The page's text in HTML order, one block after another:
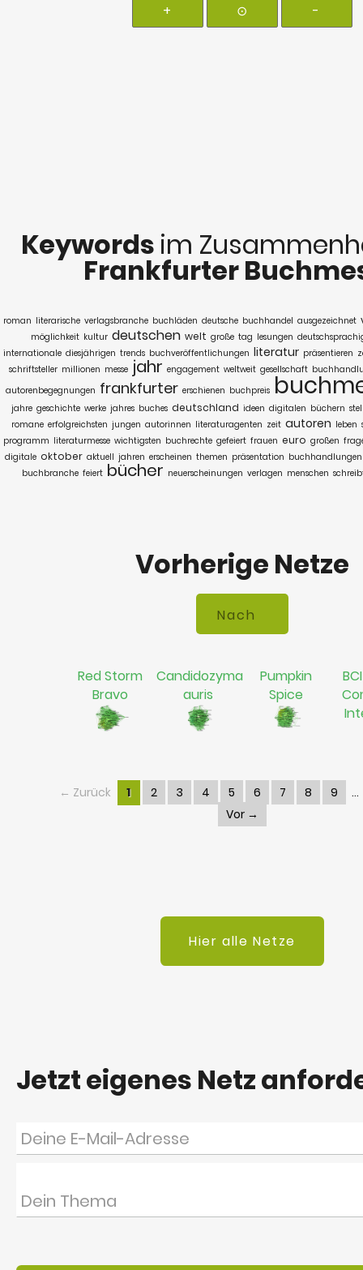
+ ⊙ -
Keywords im
Frankfurter
roman literarische verlagsbranche buchläden deutsche buchhandel ausgezeichnet
möglichkeit kultur deutschen welt große tag lesungen
internationale diesjährigen trends buchveröffentlichungen literatur präsentieren
schriftsteller millionen messe jahr engagement weltweit gesellschaft
autorenbegegnungen frankfurter erschienen buchpreis
jahre geschichte werke jahres buches deutschland ideen digitalen büchern
romane erfolgreichsten jungen autorinnen literaturagenten zeit autoren leben
programm literaturmesse wichtigsten buchrechte gefeiert frauen euro großen
digitale oktober aktuell jahren erscheinen themen präsentation buchhandlungen
buchbranche feiert bücher neuerscheinungen verlagen menschen
Vorherige Netze
Red Storm
Bravo
Candidozyma
auris
Pumpkin
Spice
← Zurück 1 2 3 4 5 6 7 8
9
Vor →
Hier alle Netze
Jetzt eigenes Netz